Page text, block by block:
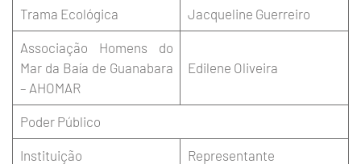
Trama Ecológica Jacqueline Guerreiro
Associação Homens do
Mar da Baía de Guanabara
– AHOMAR
Edilene Oliveira
Poder Público
Instituição Representante